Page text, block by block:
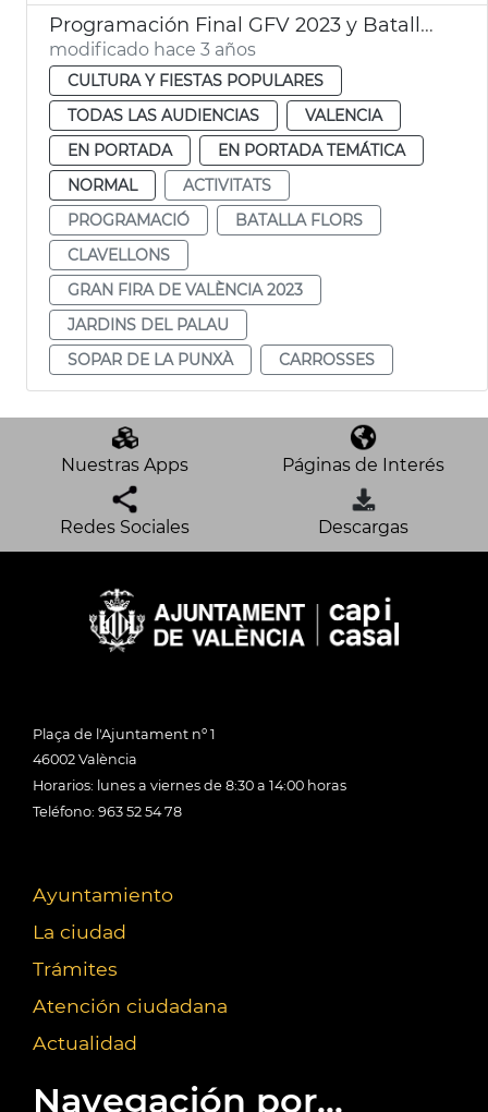
Programación Final GFV 2023 y Batalla de Flores
modificado hace 3 años
CULTURA Y FIESTAS POPULARES
TODAS LAS AUDIENCIAS
VALENCIA
EN PORTADA
EN PORTADA TEMÁTICA
NORMAL
ACTIVITATS
PROGRAMACIÓ
BATALLA FLORS
CLAVELLONS
GRAN FIRA DE VALÈNCIA 2023
JARDINS DEL PALAU
SOPAR DE LA PUNXÀ
CARROSSES
Nuestras Apps Páginas de Interés
Redes Sociales Descargas
Plaça de l'Ajuntament nº 1
46002 València
Horarios: lunes a viernes de 8:30 a 14:00 horas
Teléfono: 963 52 54 78
Ayuntamiento
La ciudad
Trámites
Atención ciudadana
Actualidad
Navegación por...